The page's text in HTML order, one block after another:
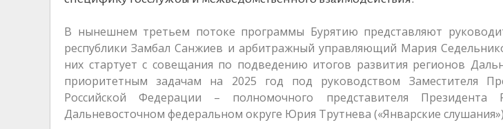
В нынешнем третьем потоке программы Бурятию представляют
республики Замбал Санжиев и арбитражный управляющий Мария
них стартует с совещания по подведению итогов развития регионов
приоритетным задачам на 2025 год под руководством Заместителя
Российской Федерации – полномочного представителя Президента
Дальневосточном федеральном округе Юрия Трутнева («Январские